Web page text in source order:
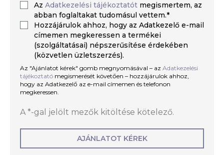
Az Adatkezelési tájékoztatót megismertem, az
abban foglaltakat tudomásul vettem.*
Hozzájárulok ahhoz, hogy az Adatkezelő e-mail
címemen megkeressen a termékei
(szolgáltatásai) népszerűsítése érdekében
(közvetlen üzletszerzés).
Az "Ajánlatot kérek" gomb megnyomásával – az Adatkezelési
tájékoztató megismerését követően – hozzájárulok ahhoz,
hogy az Adatkezelő az e-mail címemen és telefonon
megkeressen.
A *-gal jelölt mezők kitöltése kötelező.
AJÁNLATOT KÉREK